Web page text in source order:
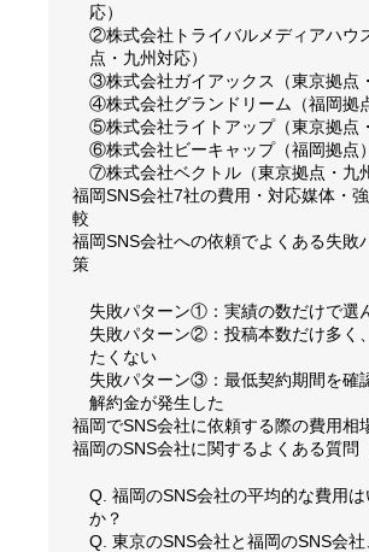
応）
②株式会社トライバルメディアハウ
点・九州対応）
③株式会社ガイアックス（東京拠点
④株式会社グランドリーム（福岡拠
⑤株式会社ライトアップ（東京拠点
⑥株式会社ビーキャップ（福岡拠点）
⑦株式会社ベクトル（東京拠点・九
福岡SNS会社7社の費用・対応媒体・
較
福岡SNS会社への依頼でよくある失敗
策
失敗パターン①：実績の数だけで選
失敗パターン②：投稿本数だけ多く
たくない
失敗パターン③：最低契約期間を確
解約金が発生した
福岡でSNS会社に依頼する際の費用相
福岡のSNS会社に関するよくある質問
Q. 福岡のSNS会社の平均的な費用
か？
Q. 東京のSNS会社と福岡のSNS会